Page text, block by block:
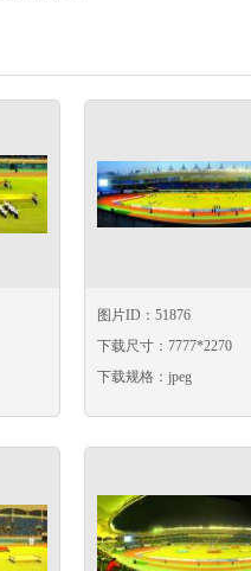
图片ID：51876
下载尺寸：7777*2270
下载规格：jpeg